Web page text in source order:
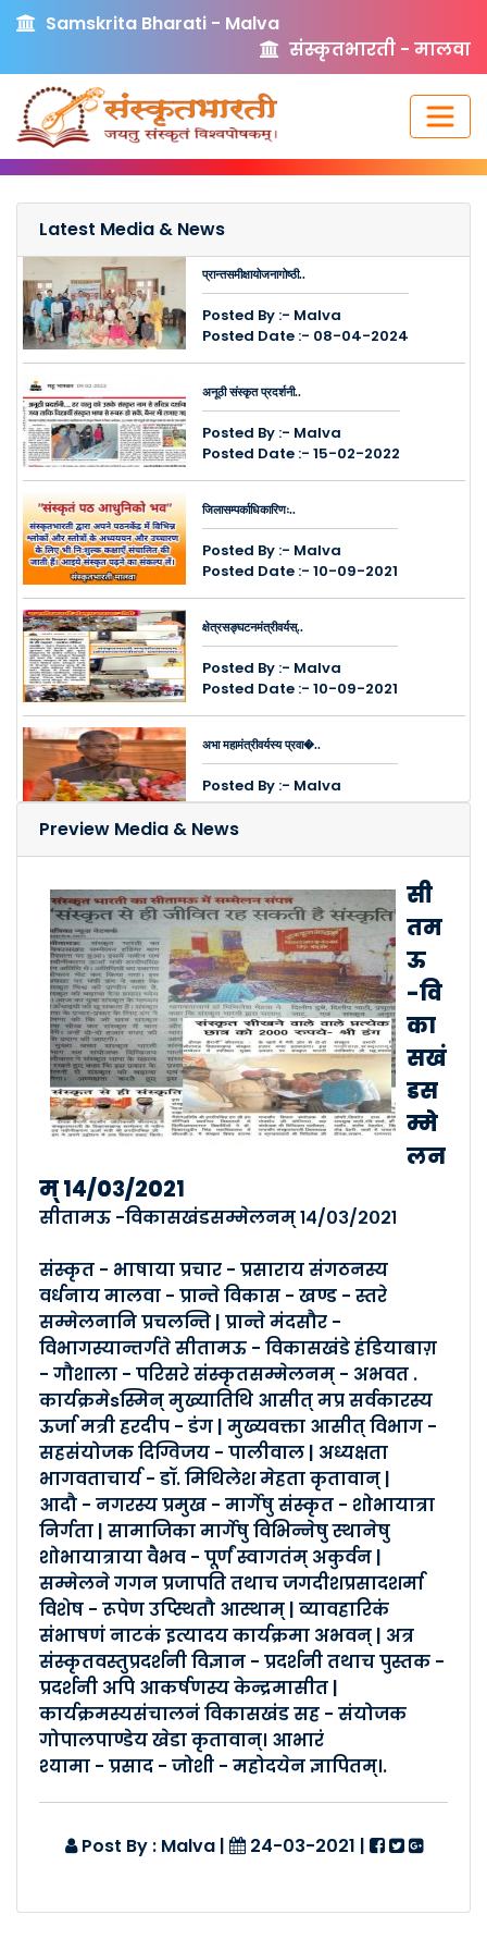
Samskrita Bharati - Malva
संस्कृतभारती - मालवा
Latest Media & News
प्रान्तसमीक्षायोजनागोष्ठी..
Posted By :- Malva
Posted Date :- 08-04-2024
अनूठी संस्कृत प्रदर्शनी..
Posted By :- Malva
Posted Date :- 15-02-2022
जिलासम्पर्काधिकारिणः..
Posted By :- Malva
Posted Date :- 10-09-2021
क्षेत्रसङ्घटनमंत्रीवर्यस्..
Posted By :- Malva
Posted Date :- 10-09-2021
अभा महामंत्रीवर्यस्य प्रवा�..
Posted By :- Malva
Posted Date :- 10-09-2021
Posted By :- Malva
Posted Date :- 26-03-2021
मंदसौर विकासखंडसम्मेलनम् १�..
Posted By :- Malva
Posted Date :- 24-03-2021
इन्दौरस्य रामेश्वरभाग - सम्�..
Posted By :- Malva
खण्डवा- नगर-सम्मेलनम् २१ /०३/�..
Posted By :- Malva
Posted Date :- 24-03-2021
सीतमऊ -विकासखंडसम्मेलनम् १�..
Posted By :- Malva
Posted Date :- 24-03-2021
नागदा - विकासखंडसम्मेलनम् ०�..
Posted By :- Malva
Posted Date :- 24-03-2021
कालापीपल -विकासखंडसम्मेलनम�..
Posted By :- Malva
Posted Date :- 24-03-2021
मातृसम्मेलनम् (खंडवा नगरम्) �..
Posted By :- Malva
Posted Date :- 23-03-2021
मातृसम्मेलनम् (खंडवा नगरम्) �..
Posted By :- Malva
Preview Media & News
सी
तम
ऊ
-वि
का
सखं
डस
म्मे
लन
म् १४/०३/२०२१
सीतामऊ -विकासखंडसम्मेलनम् १४/०३/२०२१
संस्कृत - भाषाया प्रचार - प्रसाराय संगठनस्य
वर्धनाय मालवा - प्रान्ते विकास - खण्ड - स्तरे
सम्मेलनानि प्रचलन्ति | प्रान्ते मंदसौर -
विभागस्यान्तर्गते सीतामऊ - विकासखंडे हंडियाबाग़
- गौशाला - परिसरे संस्कृतसम्मेलनम् - अभवत .
कार्यक्रमेsस्मिन् मुख्यातिथि आसीत् मप्र सर्वकारस्य
ऊर्जा मत्री हरदीप - डंग | मुख्यवक्ता आसीत् विभाग -
सहसंयोजक दिग्विजय - पालीवाल | अध्यक्षता
भागवताचार्य - डॉ. मिथिलेश मेहता कृतावान् |
आदौ - नगरस्य प्रमुख - मार्गेषु संस्कृत - शोभायात्रा
निर्गता | सामाजिका मार्गेषु विभिन्नेषु स्थानेषु
शोभायात्राया वैभव - पूर्णं स्वागतंम् अकुर्वन |
सम्मेलने गगन प्रजापति तथाच जगदीशप्रसादशर्मा
विशेष - रूपेण उप्स्थितौ आस्थाम् | व्यावहारिकं
संभाषणं नाटकं इत्यादय कार्यक्रमा अभवन् | अत्र
संस्कृतवस्तुप्रदर्शनी विज्ञान - प्रदर्शनी तथाच पुस्तक -
प्रदर्शनी अपि आकर्षणस्य केन्द्रमासीत |
कार्यक्रमस्यसंचालनं विकासखंड सह - संयोजक
गोपालपाण्डेय खेडा कृतावान्। आभारं
श्यामा - प्रसाद - जोशी - महोदयेन ज्ञापितम्।.
Post By : Malva | 24-03-2021 |